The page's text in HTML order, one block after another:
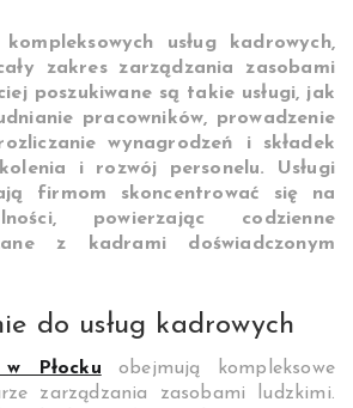
usług kadrowych,
zakres zarządzania zasobami
poszukiwane są takie usługi, jak
pracowników, prowadzenie
wynagrodzeń i składek
i rozwój personelu. Usługi
firmom skoncentrować się na
powierzając codzienne
z kadrami doświadczonym
do usług kadrowych
Płocku obejmują kompleksowe
zarządzania zasobami ludzkimi.